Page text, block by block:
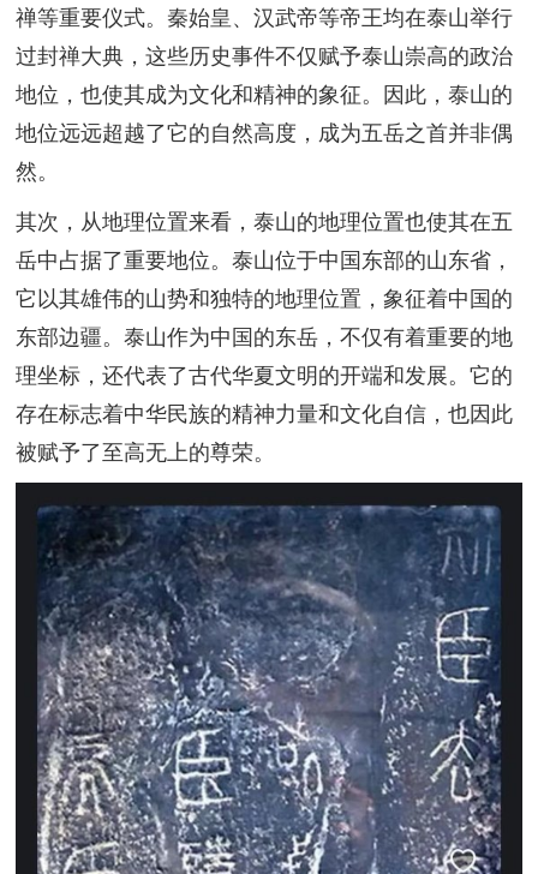
禅等重要仪式。秦始皇、汉武帝等帝王均在泰山举行
过封禅大典，这些历史事件不仅赋予泰山崇高的政治
地位，也使其成为文化和精神的象征。因此，泰山的
地位远远超越了它的自然高度，成为五岳之首并非偶
然。
其次，从地理位置来看，泰山的地理位置也使其在五
岳中占据了重要地位。泰山位于中国东部的山东省，
它以其雄伟的山势和独特的地理位置，象征着中国的
东部边疆。泰山作为中国的东岳，不仅有着重要的地
理坐标，还代表了古代华夏文明的开端和发展。它的
存在标志着中华民族的精神力量和文化自信，也因此
被赋予了至高无上的尊荣。